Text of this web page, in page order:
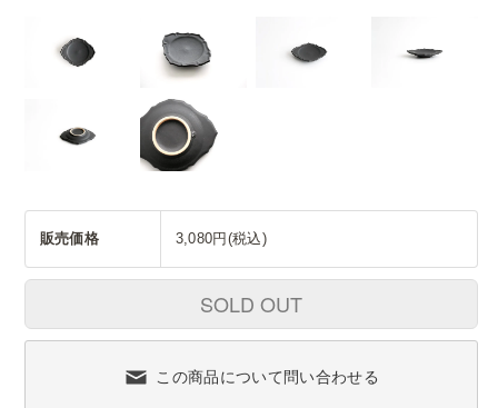
販売価格 3,080円(税込)
SOLD OUT
この商品について問い合わせる